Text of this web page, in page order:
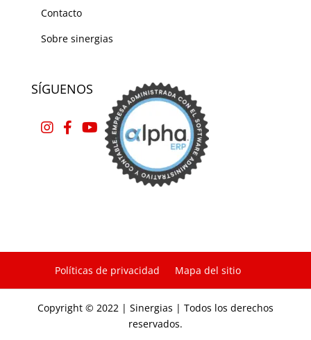
Contacto
Sobre sinergias
SÍGUENOS
Políticas de privacidad Mapa del sitio
Copyright © 2022 | Sinergias | Todos los derechos
reservados.